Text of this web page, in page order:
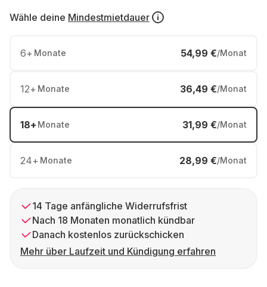
Wähle deine Mindestmietdauer
6+ Monate 54,99 €/Monat
12+ Monate 36,49 €/Monat
18+ Monate 31,99 €/Monat
24+ Monate 28,99 €/Monat
14 Tage anfängliche Widerrufsfrist
Nach 18 Monaten monatlich kündbar
Danach kostenlos zurückschicken
Mehr über Laufzeit und Kündigung erfahren